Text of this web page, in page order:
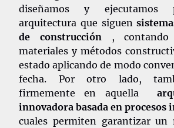
diseñamos y ejecutamos
arquitectura que siguen
de construcción , contando
materiales y métodos
estado aplicando de modo
fecha. Por otro lado,
firmemente en aquella
innovadora basada en procesos
cuales permiten garantizar un